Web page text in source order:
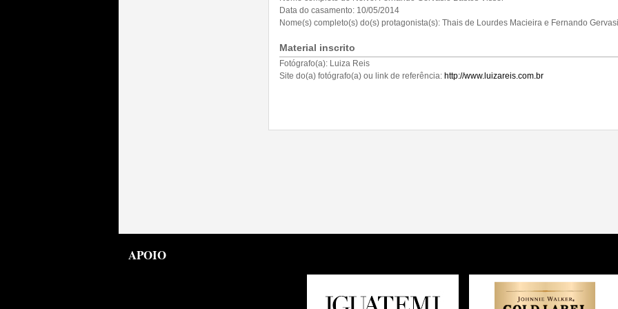
Data do casamento: 10/05/2014
Nome(s) completo(s) do(s) protagonista(s): Thais de Lourdes Macieira e Fernando
Material inscrito
Fotógrafo(a): Luiza Reis
Site do(a) fotógrafo(a) ou link de referência: http://www.luizareis.com.br
APOIO